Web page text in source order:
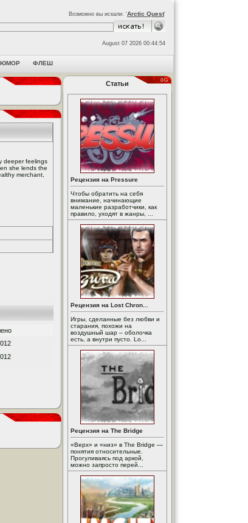
Возможно вы искали: 'Arctic Quest'
August 07 2026 00:44:54
ЮМОР ФЛЕШ
deeper feelings
she lends the
merchant,
Статьи
Рецензия на Pressure
Чтобы обратить на себя
внимание, начинающие
маленькие разработчики, как
правило, уходят в жанры, ...
Рецензия на Lost Chron...
Игры, сделанные без любви и
старания, похожи на
воздушный шар – оболочка
есть, а внутри пусто. Lo...
Рецензия на The Bridge
«Верх» и «низ» в The Bridge —
понятия относительные.
Прогуливаясь под аркой,
можно запросто перей...